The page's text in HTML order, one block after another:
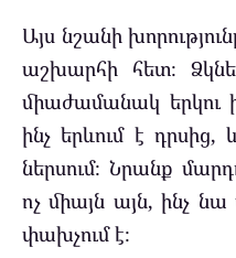
Այս նշանի
աշխարհի հետ։
միաժամանակ երկու
ինչ երևում է
ներսում։ Նրանք
ոչ միայն այն, ինչ նա
փախչում է։